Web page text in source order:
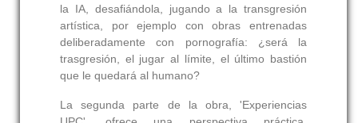
la IA, desafiándola, jugando a la transgresión
artística, por ejemplo con obras entrenadas
deliberadamente con pornografía: ¿será la
trasgresión, el jugar al límite, el último bastión
que le quedará al humano?
La segunda parte de la obra, 'Experiencias